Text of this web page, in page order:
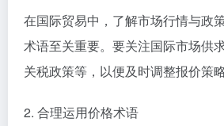
在国际贸易中，了解市场行情与政
术语至关重要。要关注国际市场供
关税政策等，以便及时调整报价策略
2. 合理运用价格术语